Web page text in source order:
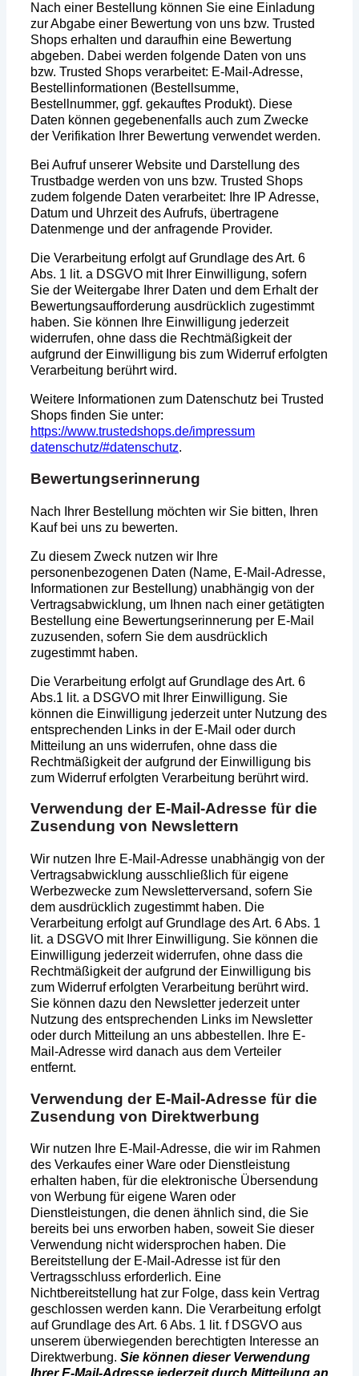
Nach einer Bestellung können Sie eine Einladung
zur Abgabe einer Bewertung von uns bzw. Trusted
Shops erhalten und daraufhin eine Bewertung
abgeben. Dabei werden folgende Daten von uns
bzw. Trusted Shops verarbeitet: E-Mail-Adresse,
Bestellinformationen (Bestellsumme,
Bestellnummer, ggf. gekauftes Produkt). Diese
Daten können gegebenenfalls auch zum Zwecke
der Verifikation Ihrer Bewertung verwendet werden.
Bei Aufruf unserer Website und Darstellung des
Trustbadge werden von uns bzw. Trusted Shops
zudem folgende Daten verarbeitet: Ihre IP Adresse,
Datum und Uhrzeit des Aufrufs, übertragene
Datenmenge und der anfragende Provider.
Die Verarbeitung erfolgt auf Grundlage des Art. 6
Abs. 1 lit. a DSGVO mit Ihrer Einwilligung, sofern
Sie der Weitergabe Ihrer Daten und dem Erhalt der
Bewertungsaufforderung ausdrücklich zugestimmt
haben. Sie können Ihre Einwilligung jederzeit
widerrufen, ohne dass die Rechtmäßigkeit der
aufgrund der Einwilligung bis zum Widerruf erfolgten
Verarbeitung berührt wird.
Weitere Informationen zum Datenschutz bei Trusted
Shops finden Sie unter:
https://www.trustedshops.de/impressum
datenschutz/#datenschutz.
Bewertungserinnerung
Nach Ihrer Bestellung möchten wir Sie bitten, Ihren
Kauf bei uns zu bewerten.
Zu diesem Zweck nutzen wir Ihre
personenbezogenen Daten (Name, E-Mail-Adresse,
Informationen zur Bestellung) unabhängig von der
Vertragsabwicklung, um Ihnen nach einer getätigten
Bestellung eine Bewertungserinnerung per E-Mail
zuzusenden, sofern Sie dem ausdrücklich
zugestimmt haben.
Die Verarbeitung erfolgt auf Grundlage des Art. 6
Abs.1 lit. a DSGVO mit Ihrer Einwilligung. Sie
können die Einwilligung jederzeit unter Nutzung des
entsprechenden Links in der E-Mail oder durch
Mitteilung an uns widerrufen, ohne dass die
Rechtmäßigkeit der aufgrund der Einwilligung bis
zum Widerruf erfolgten Verarbeitung berührt wird.
Verwendung der E-Mail-Adresse für die
Zusendung von Newslettern
Wir nutzen Ihre E-Mail-Adresse unabhängig von der
Vertragsabwicklung ausschließlich für eigene
Werbezwecke zum Newsletterversand, sofern Sie
dem ausdrücklich zugestimmt haben. Die
Verarbeitung erfolgt auf Grundlage des Art. 6 Abs. 1
lit. a DSGVO mit Ihrer Einwilligung. Sie können die
Einwilligung jederzeit widerrufen, ohne dass die
Rechtmäßigkeit der aufgrund der Einwilligung bis
zum Widerruf erfolgten Verarbeitung berührt wird.
Sie können dazu den Newsletter jederzeit unter
Nutzung des entsprechenden Links im Newsletter
oder durch Mitteilung an uns abbestellen. Ihre E-
Mail-Adresse wird danach aus dem Verteiler
entfernt.
Verwendung der E-Mail-Adresse für die
Zusendung von Direktwerbung
Wir nutzen Ihre E-Mail-Adresse, die wir im Rahmen
des Verkaufes einer Ware oder Dienstleistung
erhalten haben, für die elektronische Übersendung
von Werbung für eigene Waren oder
Dienstleistungen, die denen ähnlich sind, die Sie
bereits bei uns erworben haben, soweit Sie dieser
Verwendung nicht widersprochen haben. Die
Bereitstellung der E-Mail-Adresse ist für den
Vertragsschluss erforderlich. Eine
Nichtbereitstellung hat zur Folge, dass kein Vertrag
geschlossen werden kann. Die Verarbeitung erfolgt
auf Grundlage des Art. 6 Abs. 1 lit. f DSGVO aus
unserem überwiegenden berechtigten Interesse an
Direktwerbung. Sie können dieser Verwendung